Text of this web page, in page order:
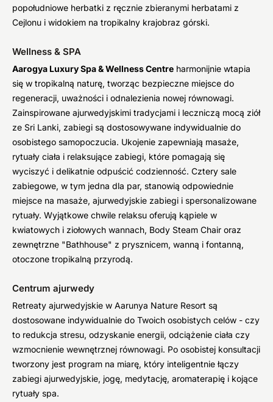
popołudniowe herbatki z ręcznie zbieranymi herbatami z
Cejlonu i widokiem na tropikalny krajobraz górski.
Wellness & SPA
Aarogya Luxury Spa & Wellness Centre harmonijnie wtapia
się w tropikalną naturę, tworząc bezpieczne miejsce do
regeneracji, uważności i odnalezienia nowej równowagi.
Zainspirowane ajurwedyjskimi tradycjami i leczniczą mocą ziół
ze Sri Lanki, zabiegi są dostosowywane indywidualnie do
osobistego samopoczucia. Ukojenie zapewniają masaże,
rytuały ciała i relaksujące zabiegi, które pomagają się
wyciszyć i delikatnie odpuścić codzienność. Cztery sale
zabiegowe, w tym jedna dla par, stanowią odpowiednie
miejsce na masaże, ajurwedyjskie zabiegi i spersonalizowane
rytuały. Wyjątkowe chwile relaksu oferują kąpiele w
kwiatowych i ziołowych wannach, Body Steam Chair oraz
zewnętrzne "Bathhouse" z prysznicem, wanną i fontanną,
otoczone tropikalną przyrodą.
Centrum ajurwedy
Retreaty ajurwedyjskie w Aarunya Nature Resort są
dostosowane indywidualnie do Twoich osobistych celów - czy
to redukcja stresu, odzyskanie energii, odciążenie ciała czy
wzmocnienie wewnętrznej równowagi. Po osobistej konsultacji
tworzony jest program na miarę, który inteligentnie łączy
zabiegi ajurwedyjskie, jogę, medytację, aromaterapię i kojące
rytuały spa.